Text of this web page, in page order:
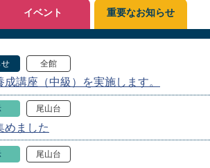
せ 全館
講座（中級）を実施します。
尾山台
めました
尾山台
イベント 重要なお知らせ